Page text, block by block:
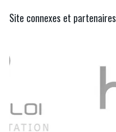
Site connexes et partenaires